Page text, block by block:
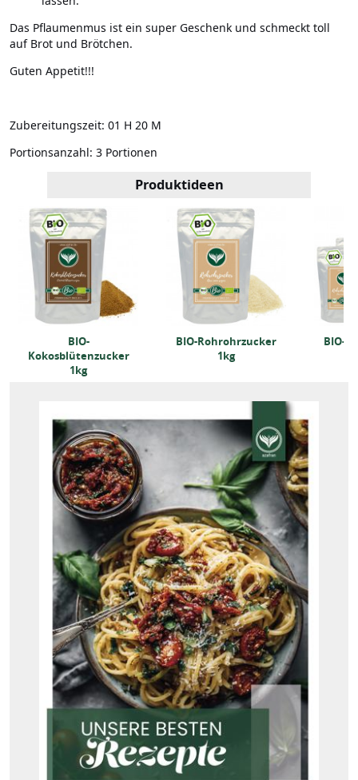
Das Pflaumenmus ist ein super Geschenk und schmeckt toll
auf Brot und Brötchen.
Guten Appetit!!!
Zubereitungszeit: 01 H 20 M
Portionsanzahl: 3 Portionen
Produktideen
BIO-
Kokosblütenzucker
1kg
BIO-Rohrohrzucker
1kg
BIO-